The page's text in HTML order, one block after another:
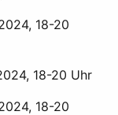
20
Uhr
20